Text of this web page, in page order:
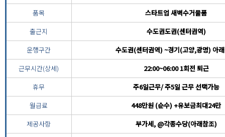
품목
스타트업 새벽수거물품
출근지
수도권도권(센터권역)
운행구간
수도권(센터권역) ~경기(고양,광명) 아
근무시간(상세)
22:00~06:00 1회전 퇴근
휴무
주6일근무/ 주5일 근무 선택가능
월급료
448만원 (순수) +유보금최대24만
제공사항
부가세, @각종수당(아래참조)